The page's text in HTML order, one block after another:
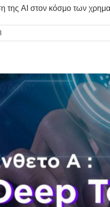
της AI στον κόσμο των